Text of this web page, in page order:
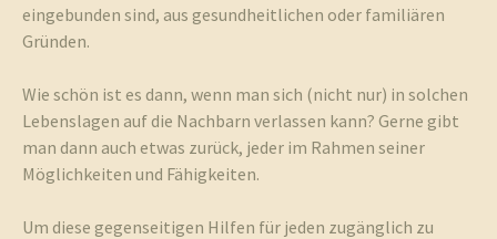
eingebunden sind, aus gesundheitlichen oder familiären
Gründen.
Wie schön ist es dann, wenn man sich (nicht nur) in solchen
Lebenslagen auf die Nachbarn verlassen kann? Gerne gibt
man dann auch etwas zurück, jeder im Rahmen seiner
Möglichkeiten und Fähigkeiten.
Um diese gegenseitigen Hilfen für jeden zugänglich zu